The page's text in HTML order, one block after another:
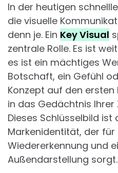
In der heutigen
die visuelle
denn je. Ein Key Visual
zentrale Rolle. Es ist
es ist ein mächtiges
Botschaft, ein Gefühl
Konzept auf den
in das Gedächtnis
Dieses Schlüsselbild ist
Markenidentität, der
Wiedererkennung und
Außendarstellung sorgt.